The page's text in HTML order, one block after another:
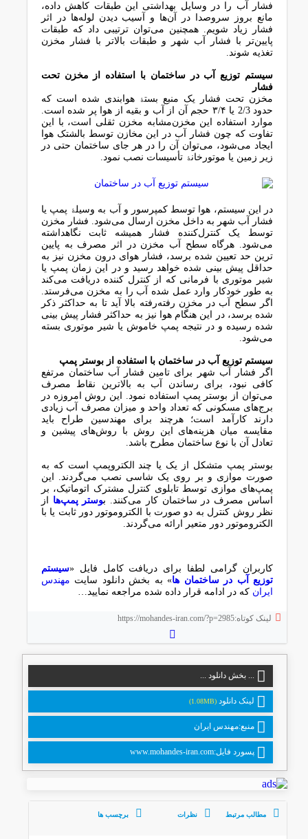
ﻓﺸﺎر آب را در وﺳﺎﯾﻞ ﺑﻬﺪاﺷﺘﯽ اﯾﻦ ﻃﺒﻘﺎت ﮐﺎﻫﺶ داده،
ﻣﺎﻧﻊ ﺑﺮوز ﺳﺮوﺻﺪا در آنﻫﺎ و آﺳﯿﺐ دﯾﺪن ﻟﻮﻟﻪﻫﺎ در اﺛﺮ
ﻓﺸﺎر زﯾﺎد ﺷﻮﯾﻢ. ﻫﻤﭽﻨﯿﻦ ﻣﯽﺗﻮان ﺗﺮﺗﯿﺒﯽ داد ﮐﻪ ﻃﺒﻘﺎت
ﭘﺎﯾﯿﻦﺗﺮ ﺑﺎ ﻓﺸﺎر آب ﺷﻬﺮ و ﻃﺒﻘﺎت ﺑﺎﻻﺗﺮ ﺑﺎ ﻓﺸﺎر ﻣﺨﺰن
ﺗﻐﺬﯾﻪ ﺷﻮﻧﺪ.
ﺳﯿﺴﺘﻢ ﺗﻮزﯾﻊ آب در ﺳﺎﺧﺘﻤﺎن ﺑﺎ اﺳﺘﻔﺎده از ﻣﺨﺰن ﺗﺤﺖ
ﻓﺸﺎر
ﻣﺨﺰن ﺗﺤﺖ ﻓﺸﺎر ﯾﮏ ﻣﻨﺒﻊ ﺑﺴﺘﮥ ﻫﻮاﺑﻨﺪی ﺷﺪه اﺳﺖ ﮐﻪ
ﺣﺪود 2/3 یا ۳/۴ ﺣﺠﻢ آن از آب و ﺑﻘﯿﻪ از ﻫﻮا ﭘﺮ ﺷﺪه اﺳﺖ.
ﻣﻮارد اﺳﺘﻔﺎده اﯾﻦ ﻣﺨﺰنﻣﺸﺎﺑﻪ ﻣﺨﺰن ﺛﻘﻠﯽ اﺳﺖ، ﺑﺎ اﯾﻦ
ﺗﻔﺎوت ﮐﻪ ﭼﻮن ﻓﺸﺎر آب در اﯾﻦ ﻣﺨﺎزن ﺗﻮﺳﻂ ﺑﺎﻟﺸﺘﮏ ﻫﻮا
اﯾﺠﺎد ﻣﯽﺷﻮد، ﻣﯽﺗﻮان آن را در ﻫﺮ ﺟﺎی ﺳﺎﺧﺘﻤﺎن ﺣﺘﯽ در
زﯾﺮ زﻣﯿﻦ ﯾﺎ ﻣﻮﺗﻮرﺧﺎﻧﮥ ﺗﺄﺳﯿﺴﺎت ﻧﺼﺐ ﻧﻤﻮد.
در اﯾﻦ ﺳﯿﺴﺘﻢ، ﻫﻮا ﺗﻮﺳﻂ ﮐﻤﭙﺮﺳﻮر و آب ﺑﻪ وﺳﯿﻠﮥ ﭘﻤﭗ ﯾﺎ
ﻓﺸﺎر آب ﺷﻬﺮ ﺑﻪ داﺧﻞ ﻣﺨﺰن ارﺳﺎل ﻣﯽﺷﻮد. ﻓﺸﺎر ﻣﺨﺰن
ﺗﻮﺳﻂ ﯾﮏ ﮐﻨﺘﺮلﮐﻨﻨﺪه ﻓﺸﺎر ﻫﻤﯿﺸﻪ ﺛﺎﺑﺖ ﻧﮕﺎهداﺷﺘﻪ
ﻣﯽﺷﻮد. ﻫﺮﮔﺎه ﺳﻄﺢ آب ﻣﺨﺰن در اﺛﺮ ﻣﺼﺮف ﺑﻪ ﭘﺎﯾﯿﻦ
ﺗﺮﯾﻦ ﺣﺪ ﺗﻌﯿﯿﻦ ﺷﺪه ﺑﺮﺳﺪ، ﻓﺸﺎر ﻫﻮای درون ﻣﺨﺰن ﻧﯿﺰ ﺑﻪ
ﺣﺪاﻗﻞ ﭘﯿﺶ ﺑﯿﻨﯽ ﺷﺪه ﺧﻮاﻫﺪ رﺳﯿﺪ و در اﯾﻦ زﻣﺎن ﭘﻤﭗ ﯾﺎ
ﺷﯿﺮ ﻣﻮﺗﻮری ﺑﺎ ﻓﺮﻣﺎﻧﯽ ﮐﻪ از ﮐﻨﺘﺮل ﮐﻨﻨﺪه درﯾﺎﻓﺖ ﻣﯽﮐﻨﺪ
ﺑﻪ ﻃﻮر ﺧﻮدﮐﺎر وارد ﻋﻤﻞ ﺷﺪه آب را ﺑﻪ ﻣﺨﺰن ﻣﯽﻓﺮﺳﺘﺪ.
اﮔﺮ ﺳﻄﺢ آب در ﻣﺨﺰن رﻓﺘﻪرﻓﺘﻪ ﺑﺎﻻ آﯾﺪ ﺗﺎ ﺑﻪ ﺣﺪاﮐﺜﺮ ذﮐﺮ
ﺷﺪه ﺑﺮﺳﺪ، در اﯾﻦ ﻫﻨﮕﺎم ﻫﻮا ﻧﯿﺰ ﺑﻪ ﺣﺪاﮐﺜﺮ ﻓﺸﺎر ﭘﯿﺶ ﺑﯿﻨﯽ
ﺷﺪه رﺳﯿﺪه و در ﻧﺘﯿﺠﻪ ﭘﻤﭗ ﺧﺎﻣﻮش ﯾﺎ ﺷﯿﺮ ﻣﻮﺗﻮری ﺑﺴﺘﻪ
ﻣﯽﺷﻮد.
سیستم ﺗﻮزﯾﻊ آب در ﺳﺎﺧﺘﻤﺎن ﺑﺎ اﺳﺘﻔﺎده از ﺑﻮﺳﺘﺮ ﭘﻤﭗ
اﮔﺮ ﻓﺸﺎر آب ﺷﻬﺮ ﺑﺮای ﺗﺎﻣﯿﻦ ﻓﺸﺎر آب ﺳﺎﺧﺘﻤﺎن ﻣﺮﺗﻔﻊ
ﮐﺎﻓﯽ ﻧﺒﻮد، ﺑﺮای رﺳﺎﻧﺪن آب ﺑﻪ ﺑﺎﻻﺗﺮﯾﻦ ﻧﻘﺎط ﻣﺼﺮف
ﻣﯽﺗﻮان از ﺑﻮﺳﺘﺮ ﭘﻤﭗ اﺳﺘﻔﺎده ﻧﻤﻮد. اﯾﻦ روش اﻣﺮوزه در
ﺑﺮجﻫﺎی ﻣﺴﮑﻮﻧﯽ ﮐﻪ ﺗﻌﺪاد واﺣﺪ و ﻣﯿﺰان ﻣﺼﺮف آب زﯾﺎدی
دارﻧﺪ ﮐﺎرآﻣﺪ اﺳﺖ؛ ﻫﺮﭼﻨﺪ ﺑﺮای ﻣﻬﻨﺪﺳﯿﻦ ﻃﺮاح ﺑﺎﯾﺪ
ﻣﻘﺎﯾﺴﻪ ﻣﯿﺎن ﻫﺰﯾﻨﻪﻫﺎی اﯾﻦ روش ﺑﺎ روشﻫﺎی ﭘﯿﺸﯿﻦ و
ﺗﻌﺎدل آن ﺑﺎ ﻧﻮع ﺳﺎﺧﺘﻤﺎن ﻣﻄﺮح ﺑﺎﺷﺪ.
ﺑﻮﺳﺘﺮ ﭘﻤﭗ ﻣﺘﺸﮑﻞ از ﯾﮏ ﯾﺎ ﭼﻨﺪ اﻟﮑﺘﺮوﭘﻤﭗ اﺳﺖ ﮐﻪ ﺑﻪ
ﺻﻮرت ﻣﻮازی و ﺑﺮ روی ﯾﮏ ﺷﺎﺳﯽ ﻧﺼﺐ ﻣﯽﮔﺮدﻧﺪ. اﯾﻦ
ﭘﻤﭗﻫﺎی ﻣﻮازی ﺗﻮﺳﻂ ﺗﺎﺑﻠﻮی ﮐﻨﺘﺮل ﻣﺸﺘﺮک اﺗﻮﻣﺎﺗﯿﮏ، ﺑﺮ
اﺳﺎس ﻣﺼﺮف در ﺳﺎﺧﺘﻤﺎن ﮐﺎر ﻣﯽﮐﻨﻨﺪ. ﺑﻮﺳﺘﺮ ﭘﻤﭗﻫﺎ از
ﻧﻈﺮ روش ﮐﻨﺘﺮل ﺑﻪ دو ﺻﻮرت ﺑﺎ اﻟﮑﺘﺮوﻣﻮﺗﻮر دور ﺛﺎﺑﺖ ﯾﺎ ﺑﺎ
اﻟﮑﺘﺮوﻣﻮﺗﻮر دور ﻣﺘﻌﯿﺮ اراﺋﻪ ﻣﯽﮔﺮدﻧﺪ.
کاربران گرامی لطفا برای دریافت کامل فایل «ﺳﯿﺴﺘﻢ
ﺗﻮزﯾﻊ آب در ﺳﺎﺧﺘﻤﺎن ها» به بخش دانلود سایت مهندس
ایران که در ادامه قرار داده شده مراجعه نمایید…
لینک کوتاه:https://mohandes-iran.com/?p=2985
... بخش دانلود ...
لینک دانلود (1.08MB)
منبع:مهندس ایران
پسورد فایل:www.mohandes-iran.com
مطالب مرتبط نظرات برچسب ها